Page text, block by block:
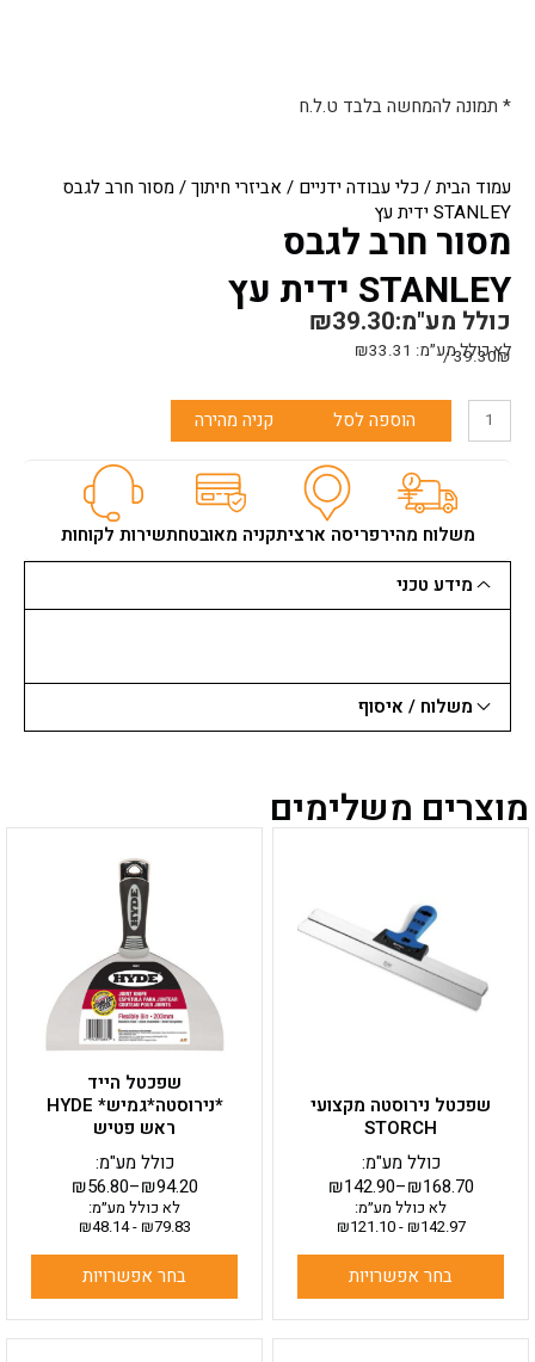
עמוד הבית/כלי עבודה ידניים / אביזרי חיתוך/ מסור חרב לגבס
STANLEY ידית עץ
מסור חרב לגבס
STANLEY ידית עץ
₪39.30כולל מע"מ:
לא כולל מע״מ: ₪33.31
39.30₪ /
כמות
STANLEY
הוספה לסל קניה מהירה
משלוח מהירפריסה ארציתקניה מאובטחתשירות לקוחות
מידע טכני
משלוח / איסוף
* תמונה להמחשה בלבד ט.ל.ח
מוצרים משלימים
שפכטל נירוסטה מקצועי
STORCH
₪142.90–₪168.70
כולל מע"מ:
לא כולל מע״מ:
₪142.97
-
₪121.10
בחר אפשרויות
סוגים.
ניתן
שפכטל הייד
*נירוסטה*גמיש* HYDE
ראש פטיש
₪56.80–₪94.20
כולל מע"מ:
לא כולל מע״מ:
₪79.83
-
₪48.14
בחר אפשרויות
זה
יש
מספר
סוגים.
ניתן
לבחור
את
האפשרויות
המוצר